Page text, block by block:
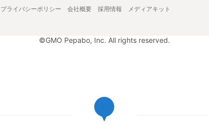
プライバシーポリシー 会社概要 採用情報 メディアキット
©GMO Pepabo, Inc. All rights reserved.